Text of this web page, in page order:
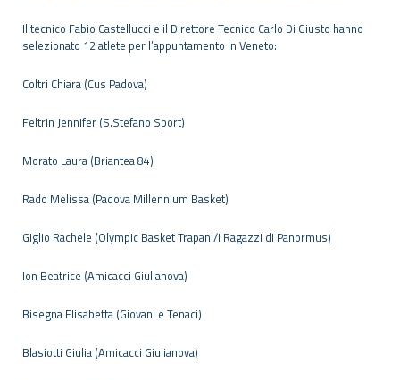
Il tecnico Fabio Castellucci e il Direttore Tecnico Carlo Di Giusto hanno
selezionato 12 atlete per l’appuntamento in Veneto:
Coltri Chiara (Cus Padova)
Feltrin Jennifer (S.Stefano Sport)
Morato Laura (Briantea 84)
Rado Melissa (Padova Millennium Basket)
Giglio Rachele (Olympic Basket Trapani/I Ragazzi di Panormus)
Ion Beatrice (Amicacci Giulianova)
Bisegna Elisabetta (Giovani e Tenaci)
Blasiotti Giulia (Amicacci Giulianova)